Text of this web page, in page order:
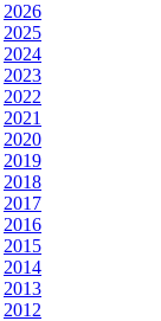
2026
2025
2024
2023
2022
2021
2020
2019
2018
2017
2016
2015
2014
2013
2012